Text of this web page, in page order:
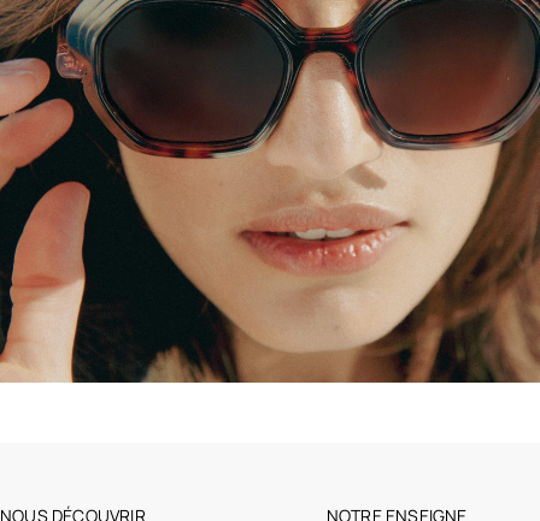
NOUS DÉCOUVRIR NOTRE ENSEIGNE